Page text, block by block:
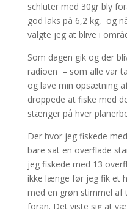
schluter med 30gr bly
god laks på 6,2 kg, og
valgte jeg at blive i
Som dagen gik og der
radioen – som alle var
og lave min opsætning
droppede at fiske med
stænger på hver
Der hvor jeg fiskede
bare sat en overflade
jeg fiskede med 13
ikke længe før jeg fik et
med en grøn stimmel af
foran. Det viste sig at